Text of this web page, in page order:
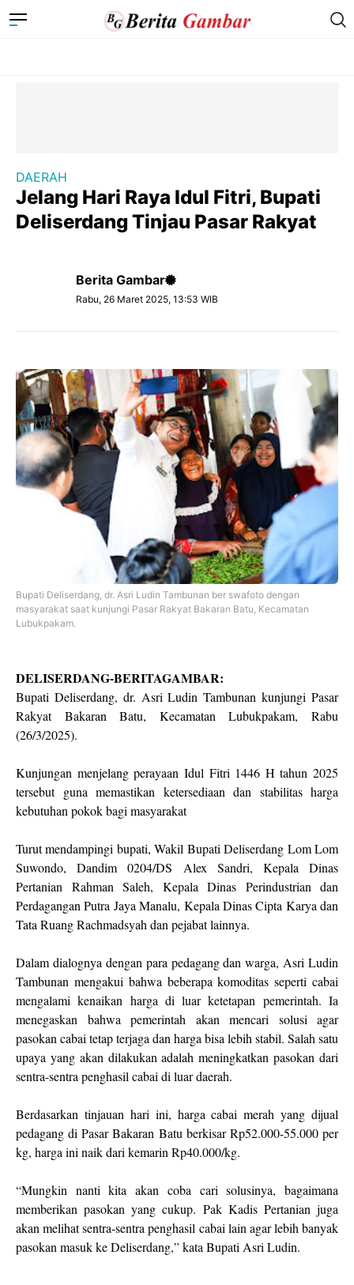
DAERAH
Jelang Hari Raya Idul Fitri, Bupati
Deliserdang Tinjau Pasar Rakyat
Berita Gambar
Rabu, 26 Maret 2025, 13:53 WIB
Bupati Deliserdang, dr. Asri Ludin Tambunan ber swafoto dengan
masyarakat saat kunjungi Pasar Rakyat Bakaran Batu, Kecamatan
Lubukpakam.
DELISERDANG-BERITAGAMBAR:
Bupati Deliserdang, dr. Asri Ludin Tambunan kunjungi Pasar
Rakyat Bakaran Batu, Kecamatan Lubukpakam, Rabu
(26/3/2025).
Kunjungan menjelang perayaan Idul Fitri 1446 H tahun 2025
tersebut guna memastikan ketersediaan dan stabilitas harga
kebutuhan pokok bagi masyarakat
Turut mendampingi bupati, Wakil Bupati Deliserdang Lom Lom
Suwondo, Dandim 0204/DS Alex Sandri, Kepala Dinas
Pertanian Rahman Saleh, Kepala Dinas Perindustrian dan
Perdagangan Putra Jaya Manalu, Kepala Dinas Cipta Karya dan
Tata Ruang Rachmadsyah dan pejabat lainnya.
Dalam dialognya dengan para pedagang dan warga, Asri Ludin
Tambunan mengakui bahwa beberapa komoditas seperti cabai
mengalami kenaikan harga di luar ketetapan pemerintah. Ia
menegaskan bahwa pemerintah akan mencari solusi agar
pasokan cabai tetap terjaga dan harga bisa lebih stabil. Salah satu
upaya yang akan dilakukan adalah meningkatkan pasokan dari
sentra-sentra penghasil cabai di luar daerah.
Berdasarkan tinjauan hari ini, harga cabai merah yang dijual
pedagang di Pasar Bakaran Batu berkisar Rp52.000-55.000 per
kg, harga ini naik dari kemarin Rp40.000/kg.
“Mungkin nanti kita akan coba cari solusinya, bagaimana
memberikan pasokan yang cukup. Pak Kadis Pertanian juga
akan melihat sentra-sentra penghasil cabai lain agar lebih banyak
pasokan masuk ke Deliserdang,” kata Bupati Asri Ludin.